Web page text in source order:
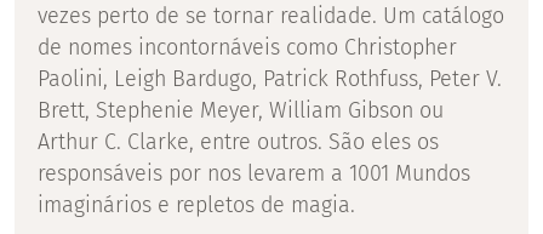
vezes perto de se tornar realidade. Um catálogo
de nomes incontornáveis como Christopher
Paolini, Leigh Bardugo, Patrick Rothfuss, Peter V.
Brett, Stephenie Meyer, William Gibson ou
Arthur C. Clarke, entre outros. São eles os
responsáveis por nos levarem a 1001 Mundos
imaginários e repletos de magia.